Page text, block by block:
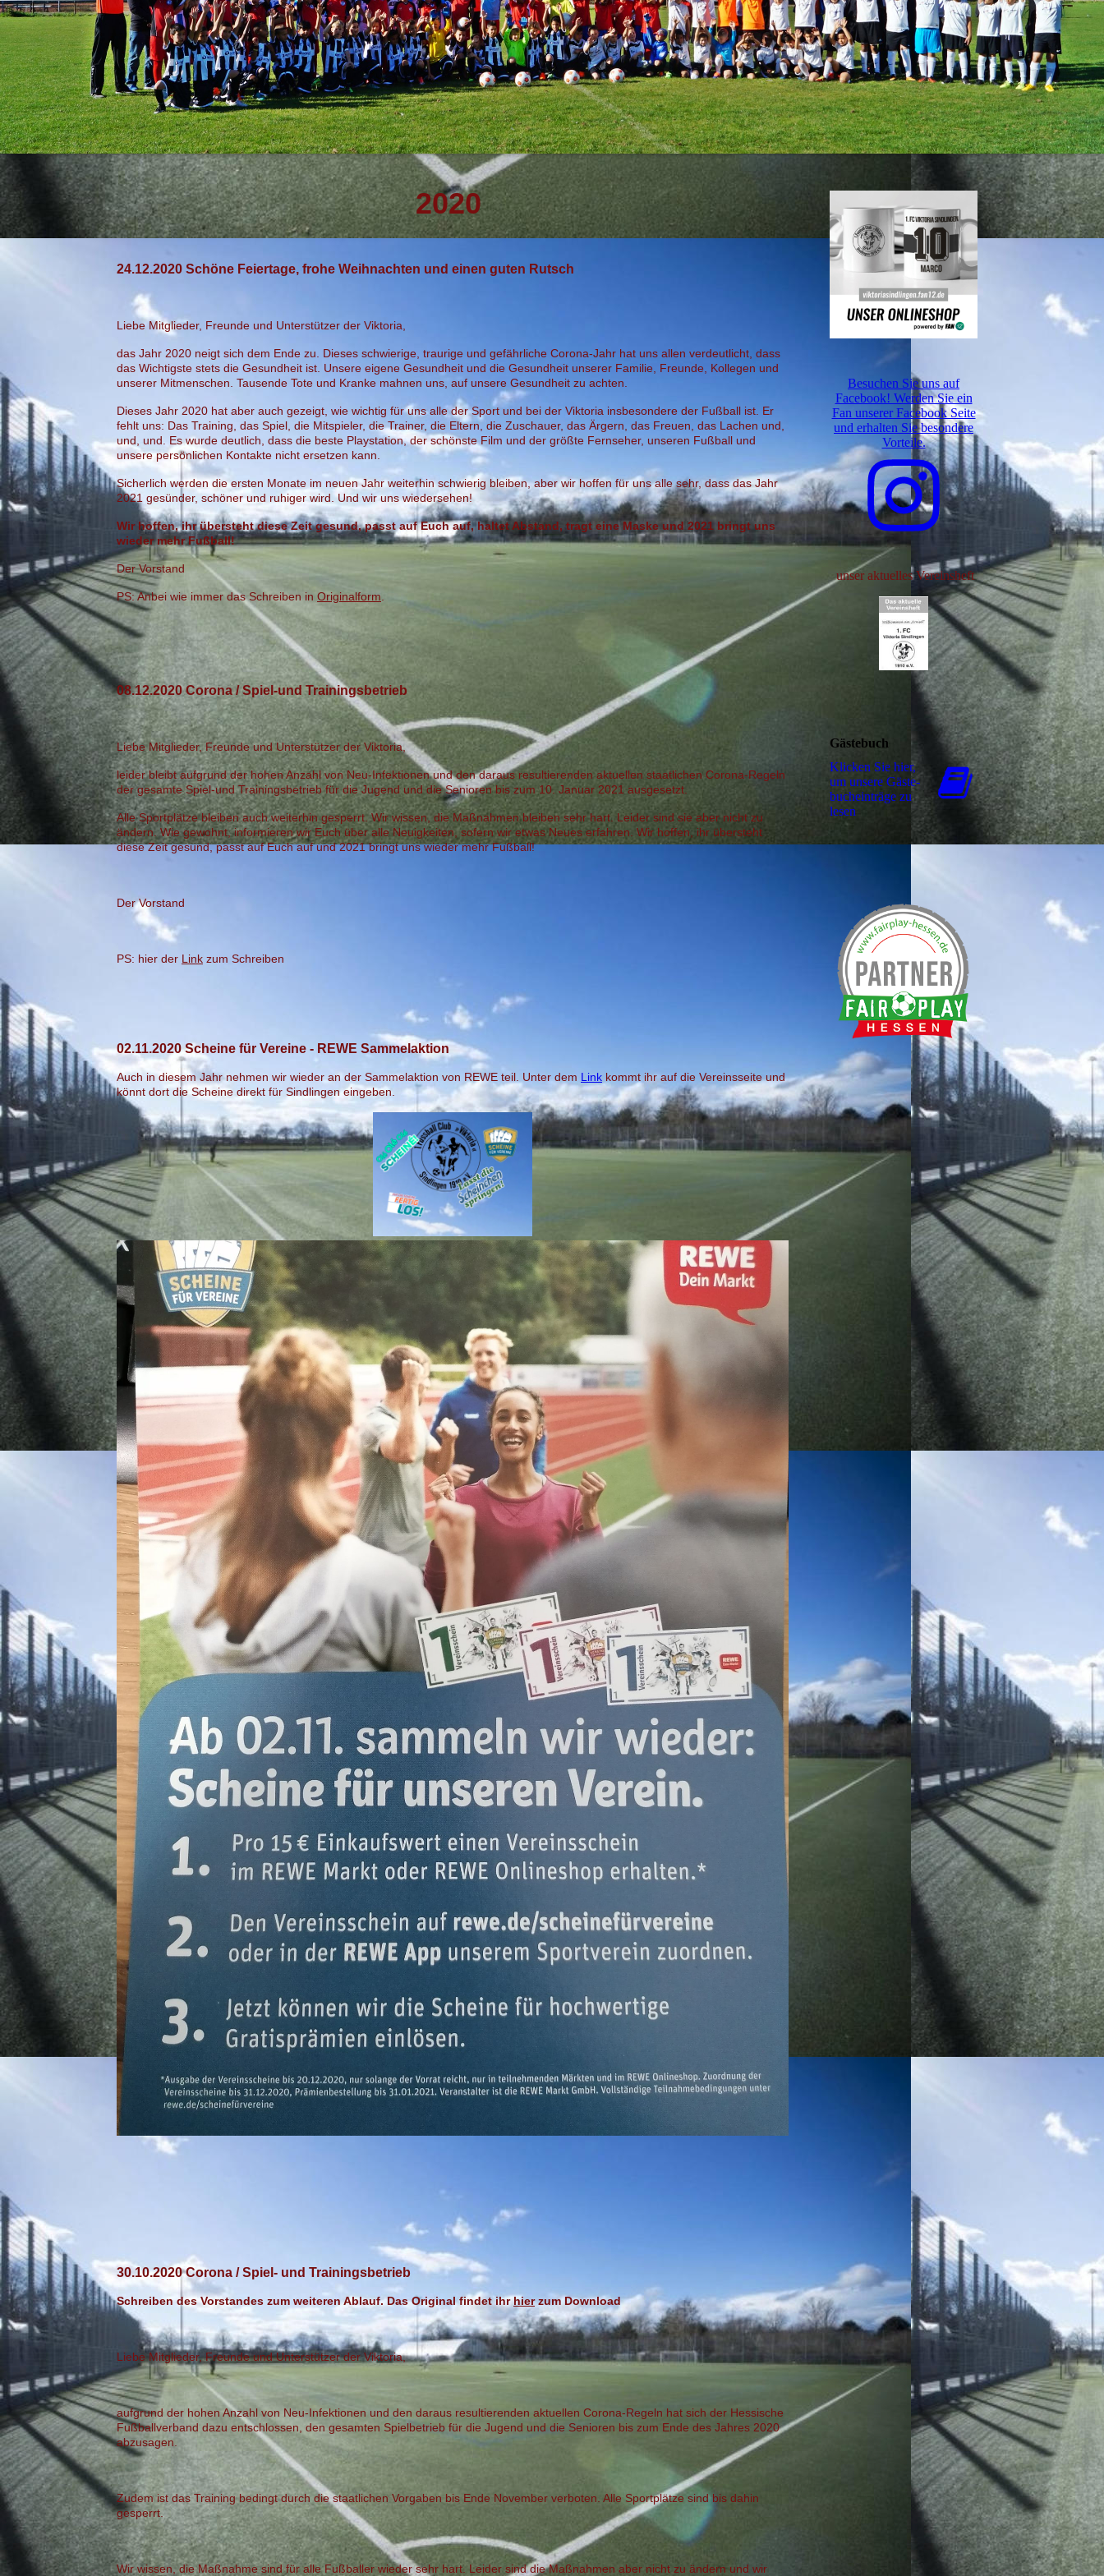
2020
24.12.2020 Schöne Feiertage, frohe Weihnachten und einen guten Rutsch
Liebe Mitglieder, Freunde und Unterstützer der Viktoria,
das Jahr 2020 neigt sich dem Ende zu. Dieses schwierige, traurige und gefährliche Corona-Jahr hat uns allen verdeutlicht, dass
das Wichtigste stets die Gesundheit ist. Unsere eigene Gesundheit und die Gesundheit unserer Familie, Freunde, Kollegen und
unserer Mitmenschen. Tausende Tote und Kranke mahnen uns, auf unsere Gesundheit zu achten.
Dieses Jahr 2020 hat aber auch gezeigt, wie wichtig für uns alle der Sport und bei der Viktoria insbesondere der Fußball ist. Er
fehlt uns: Das Training, das Spiel, die Mitspieler, die Trainer, die Eltern, die Zuschauer, das Ärgern, das Freuen, das Lachen und,
und, und. Es wurde deutlich, dass die beste Playstation, der schönste Film und der größte Fernseher, unseren Fußball und
unsere persönlichen Kontakte nicht ersetzen kann.
Sicherlich werden die ersten Monate im neuen Jahr weiterhin schwierig bleiben, aber wir hoffen für uns alle sehr, dass das Jahr
2021 gesünder, schöner und ruhiger wird. Und wir uns wiedersehen!
Wir hoffen, ihr übersteht diese Zeit gesund, passt auf Euch auf, haltet Abstand, tragt eine Maske und 2021 bringt uns
wieder mehr Fußball!
Der Vorstand
PS: Anbei wie immer das Schreiben in Originalform
08.12.2020 Corona /Spiel-und Trainingsbetrieb
Liebe Mitglieder, Freunde und Unterstützer der Viktoria,
leider bleibt aufgrund der hohen Anzahl von Neu-Infektionen und den daraus resultierenden aktuellen staatlichen Corona-Regeln
der gesamte Spiel-und Trainingsbetrieb für die Jugend und die Senioren bis zum 10. Januar 2021 ausgesetzt.
Alle Sportplätze bleiben auch weiterhin gesperrt. Wir wissen, die Maßnahmen bleiben sehr hart. Leider sind sie aber nicht zu
ändern. Wie gewohnt, informieren wir Euch über alle Neuigkeiten, sofern wir etwas Neues erfahren. Wir hoffen, ihr übersteht
diese Zeit gesund, passt auf Euch auf und 2021 bringt uns wieder mehr Fußball!
Der Vorstand
PS: hier der Link zum Schreiben
02.11.2020 Scheine für Vereine - REWE Sammelaktion
Auch in diesem Jahr nehmen wir wieder an der Sammelaktion von REWE teil. Unter dem Link kommt ihr auf die Vereinsseite und
könnt dort die Scheine direkt für Sindlingen eingeben.
30.10.2020 Corona / Spiel- und Trainingsbetrieb
Schreiben des Vorstandes zum weiteren Ablauf. Das Original findet ihrhierzum Download
Liebe Mitglieder, Freunde und Unterstützer der Viktoria,
aufgrund der hohen Anzahl von Neu-Infektionen und den daraus resultierenden aktuellen Corona-Regeln hat sich der Hessische
Fußballverband dazu entschlossen, den gesamten Spielbetrieb für die Jugend und die Senioren bis zum Ende des Jahres 2020
abzusagen.
Zudem ist das Training bedingt durch die staatlichen Vorgaben bis Ende November verboten. Alle Sportplätze sind bis dahin
gesperrt.
Wir wissen, die Maßnahme sind für alle Fußballer wieder sehr hart. Leider sind die Maßnahmen aber nicht zu ändern und wir
Besuchen Sie uns auf
Facebook! Werden Sie ein
Fan unserer Facebook Seite
und erhalten Sie besondere
Vorteile.
unser aktuelles Vereinsheft
Gästebuch
Klicken Sie hier,
um unsere Gäs­te­
buch­ein­trä­ge zu
lesen